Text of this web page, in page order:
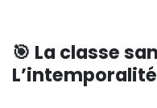
🎯 La classe